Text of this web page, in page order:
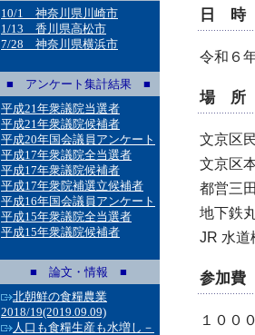
10/1 神奈川県川崎市
1/13 香川県高松市
7/28 神奈川県横浜市
■ アンケート集計結果 ■
平成21年衆議院当選者
平成21年衆議院候補者
平成20年国会議員アンケート
平成17年衆議院全当選者
平成17年衆議院候補者
平成17年衆院補選立候補者
平成16年国会議員アンケート
平成15年衆議院全当選者
平成15年衆議院候補者
■ 論文・情報 ■
北朝鮮の食糧農業
2018/19(2019.09.09)
人口も食糧生産も水増し－
日 時
令和６
場 所
文京区
文京区
都営三
地下鉄
JR 水道
参加費
１００